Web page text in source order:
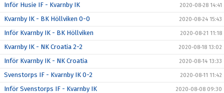
Inför Husie IF - Kvarnby IK 2020-08-28 14:41
Kvarnby IK - BK Höllviken 0-0 2020-08-24 15:43
Inför Kvarnby IK - BK Höllviken 2020-08-21 11:18
Kvarnby IK - NK Croatia 2-2 2020-08-18 13:02
Inför Kvarnby IK - NK Croatia 2020-08-14 13:33
Svenstorps IF - Kvarnby IK 0-2 2020-08-11 11:42
Inför Svenstorps IF - Kvarnby IK 2020-08-08 09:30